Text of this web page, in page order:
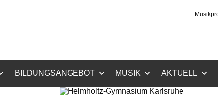
Gymnasium
BILDUNGSANGEBOT MUSIK AKTUELL